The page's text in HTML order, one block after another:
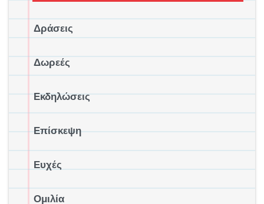
Δράσεις
Δωρεές
Εκδηλώσεις
Επίσκεψη
Ευχές
Ομιλία